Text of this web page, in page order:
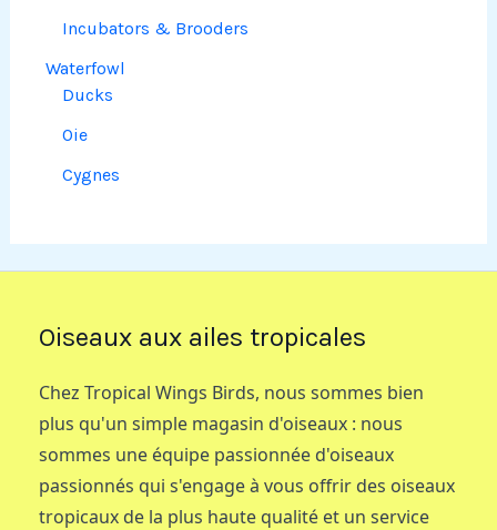
Incubators & Brooders
Waterfowl
Ducks
Oie
Cygnes
Oiseaux aux ailes tropicales
Chez Tropical Wings Birds, nous sommes bien
plus qu'un simple magasin d'oiseaux : nous
sommes une équipe passionnée d'oiseaux
passionnés qui s'engage à vous offrir des oiseaux
tropicaux de la plus haute qualité et un service